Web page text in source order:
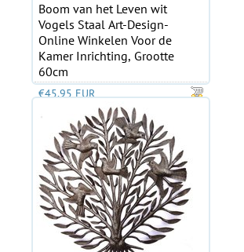
Boom van het Leven wit
Vogels Staal Art-Design-
Online Winkelen Voor de
Kamer Inrichting, Grootte
60cm
€45.95 EUR